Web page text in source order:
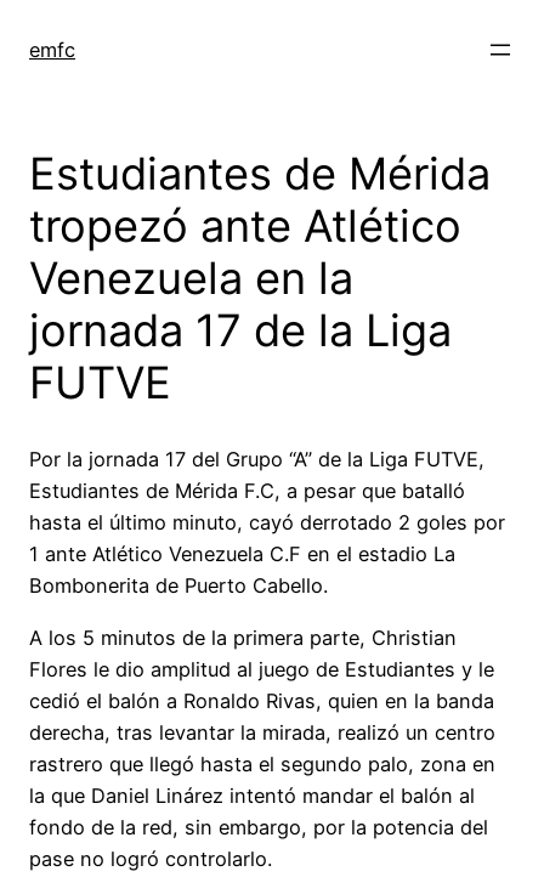
emfc
Estudiantes de Mérida
tropezó ante Atlético
Venezuela en la
jornada 17 de la Liga
FUTVE
Por la jornada 17 del Grupo “A” de la Liga FUTVE,
Estudiantes de Mérida F.C, a pesar que batalló
hasta el último minuto, cayó derrotado 2 goles por
1 ante Atlético Venezuela C.F en el estadio La
Bombonerita de Puerto Cabello.
A los 5 minutos de la primera parte, Christian
Flores le dio amplitud al juego de Estudiantes y le
cedió el balón a Ronaldo Rivas, quien en la banda
derecha, tras levantar la mirada, realizó un centro
rastrero que llegó hasta el segundo palo, zona en
la que Daniel Linárez intentó mandar el balón al
fondo de la red, sin embargo, por la potencia del
pase no logró controlarlo.